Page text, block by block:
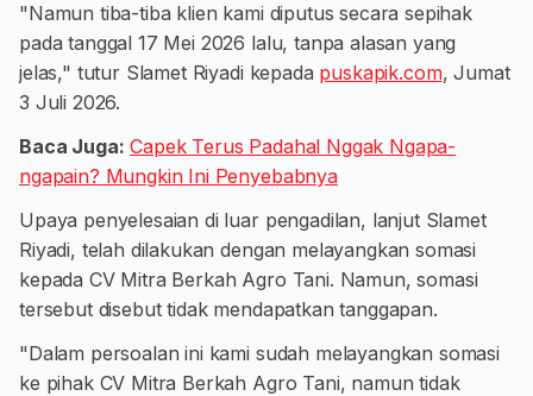
"Namun tiba-tiba klien kami diputus secara sepihak
pada tanggal 17 Mei 2026 lalu, tanpa alasan yang
jelas," tutur Slamet Riyadi kepada puskapik.com, Jumat
3 Juli 2026.
Baca Juga: Capek Terus Padahal Nggak Ngapa-
ngapain? Mungkin Ini Penyebabnya
Upaya penyelesaian di luar pengadilan, lanjut Slamet
Riyadi, telah dilakukan dengan melayangkan somasi
kepada CV Mitra Berkah Agro Tani. Namun, somasi
tersebut disebut tidak mendapatkan tanggapan.
"Dalam persoalan ini kami sudah melayangkan somasi
ke pihak CV Mitra Berkah Agro Tani, namun tidak